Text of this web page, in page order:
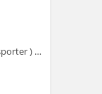
Kastenwagen (Lieferwagen und Transporter ) |